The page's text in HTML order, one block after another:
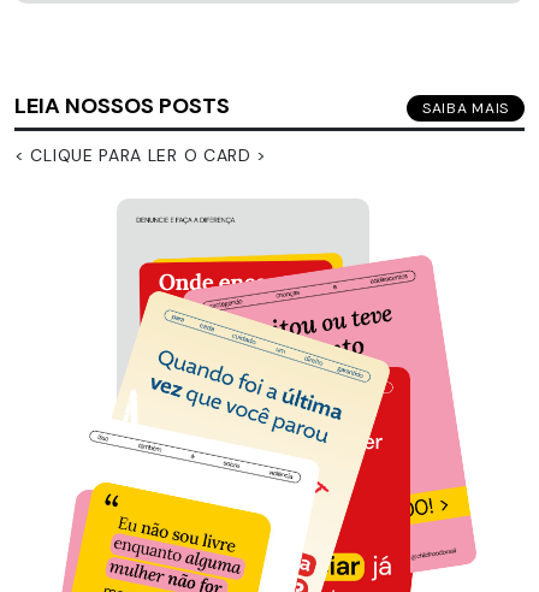
LEIA NOSSOS POSTS SAIBA MAIS
< CLIQUE PARA LER O CARD >